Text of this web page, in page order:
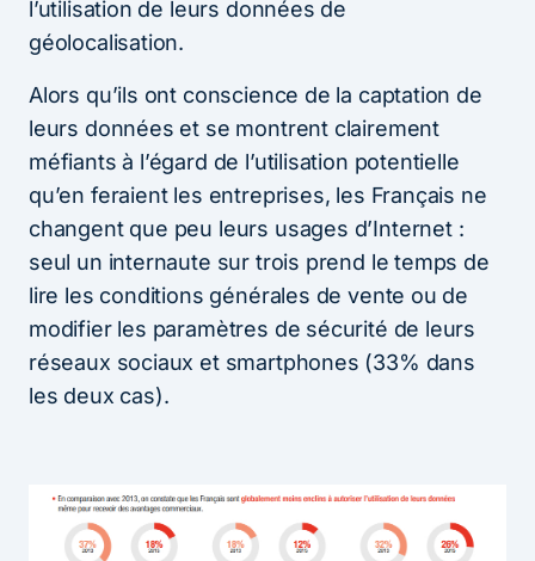
l’utilisation de leurs données de
géolocalisation.
Alors qu’ils ont conscience de la captation de
leurs données et se montrent clairement
méfiants à l’égard de l’utilisation potentielle
qu’en feraient les entreprises, les Français ne
changent que peu leurs usages d’Internet :
seul un internaute sur trois prend le temps de
lire les conditions générales de vente ou de
modifier les paramètres de sécurité de leurs
réseaux sociaux et smartphones (33% dans
les deux cas).